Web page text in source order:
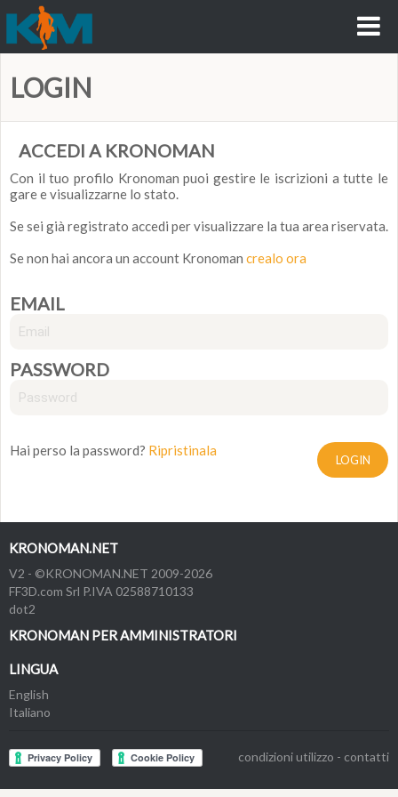
LOGIN
ACCEDI A KRONOMAN
Con il tuo profilo Kronoman puoi gestire le iscrizioni a tutte le
gare e visualizzarne lo stato.
Se sei già registrato accedi per visualizzare la tua area riservata.
Se non hai ancora un account Kronoman crealo ora
EMAIL
PASSWORD
LOGIN
Hai perso la password? Ripristinala
KRONOMAN.NET
V2 - ©KRONOMAN.NET 2009-2026
FF3D.com Srl P.IVA 02588710133
dot2
KRONOMAN PER AMMINISTRATORI
LINGUA
English
Italiano
condizioni utilizzo - contatti